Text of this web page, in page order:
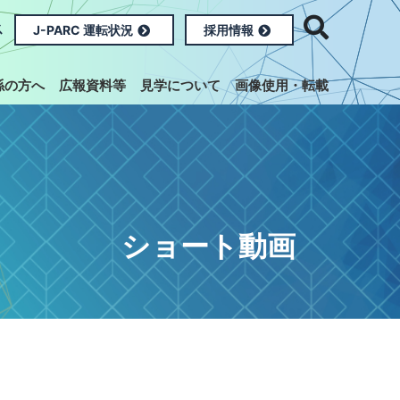
J-PARC 運転状況 採用情報
の方へ 広報資料等 見学について 画像使用・転載
ショート動画